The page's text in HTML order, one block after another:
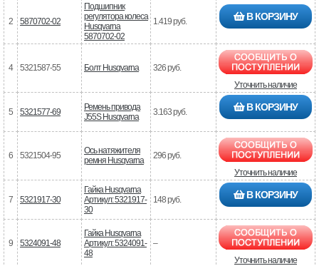
2 5870702-02
Подшипник
регулятора колеса
Husqvarna
5870702-02
1.419 руб. В КОРЗИНУ
4 5321587-55 Болт Husqvarna
326 руб.
Уточнить наличие
5 5321577-69
Ремень привода
J55S Husqvarna
3.163 руб. В КОРЗИНУ
6 5321504-95
Ось натяжителя
ремня Husqvarna
296 руб.
Уточнить наличие
7 5321917-30
Гайка Husqvarna
Артикул: 5321917-
30
148 руб. В КОРЗИНУ
9 5324091-48
Гайка Husqvarna
Артикул: 5324091-
48
–
Уточнить наличие